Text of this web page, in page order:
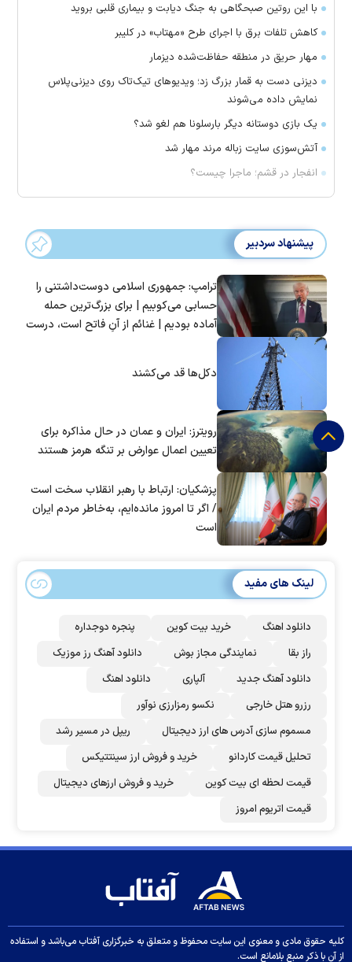
با این روتین صبحگاهی به جنگ دیابت و بیماری قلبی بروید
کاهش تلفات برق با اجرای طرح «مهتاب» در کلیبر
مهار حریق در منطقه حفاظت‌شده دیزمار
دیزنی دست به قمار بزرگ زد؛ ویدیو‌های تیک‌تاک روی دیزنی‌پلاس
نمایش داده می‌شوند
یک بازی دوستانه دیگر بارسلونا هم لغو شد؟
آتش‌سوزی سایت زباله مرند مهار شد
انفجار در قشم؛ ماجرا چیست؟
پیشنهاد سردبیر
ترامپ: جمهوری اسلامی دوست‌داشتنی را
حسابی می‌کوبیم | برای بزرگ‌ترین حمله
آماده بودیم | غنائم از آنِ فاتح است، درست
دکل‌ها قد می‌کشند
رویترز: ایران و عمان در حال مذاکره برای
تعیین اعمال عوارض بر تنگه هرمز هستند
پزشکیان: ارتباط با رهبر انقلاب سخت است
/ اگر تا امروز مانده‌ایم، به‌خاطر مردم ایران
است
لینک های مفید
دانلود اهنگ خرید بیت کوین
پنجره دوجداره
راز بقا
نمایندگی مجاز بوش
دانلود آهنگ رز‌ موزیک
دانلود آهنگ جدید
آلپاری
دانلود اهنگ
رزرو هتل خارجی
نکسو رمزارزی نوآور
مسموم سازی آدرس های ارز دیجیتال
ریپل در مسیر رشد
تحلیل قیمت کاردانو
خرید و فروش ارز سینتتیکس
قیمت لحظه ای بیت کوین
خرید و فروش ارزهای دیجیتال
قیمت اتریوم امروز
کلیه حقوق مادی و معنوی این سایت محفوظ و متعلق به خبرگزاری آفتاب می‌باشد و استفاده
از آن با ذکر منبع بلامانع است.